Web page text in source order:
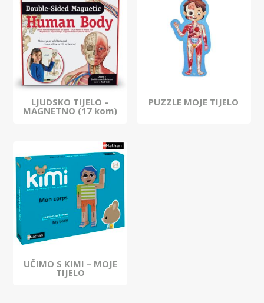
LJUDSKO TIJELO –
MAGNETNO (17 kom)
PUZZLE MOJE TIJELO
UČIMO S KIMI – MOJE
TIJELO